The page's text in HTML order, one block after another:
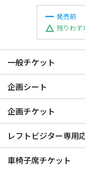
発売前
残りわず
一般チケット
企画シート
企画チケット
レフトビジター専用
車椅子席チケット